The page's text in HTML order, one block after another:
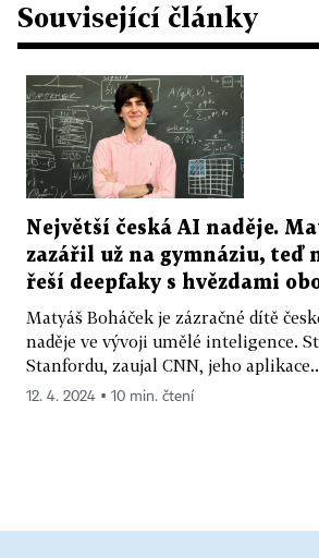
Související články
Největší česká AI naděje.
zazářil už na gymnáziu, teď
řeší deepfaky s hvězdami
Matyáš Boháček je zázračné dítě
naděje ve vývoji umělé inteligence.
Stanfordu, zaujal CNN, jeho
12. 4. 2024 ▪ 10 min. čtení